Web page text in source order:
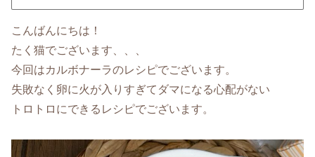
こんばんにちは！
たく猫でございます、、、
今回はカルボナーラのレシピでございます。
失敗なく卵に火が入りすぎてダマになる心配がない
トロトロにできるレシピでございます。